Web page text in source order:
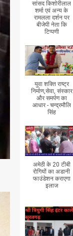
सांसद किशोरीलाल
शर्मा एवं अन्य के
रामलला दर्शन पर
बीजेपी नेता कि
टिप्पणी
युवा शक्ति राष्ट्र
निर्माण,सेवा, संस्कार
और समर्पण का
आधार - चन्द्रमौलि
सिंह
अमेठी के 20 टीबी
रोगियों का अडानी
फाउंडेशन कराएगा
इलाज